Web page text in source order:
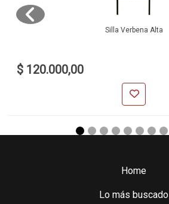
Silla Verbena Alta
$ 120.000,00
Home
Lo más buscado